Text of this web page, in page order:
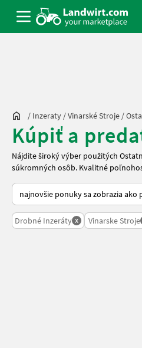
/ Inzeraty /Vinarské Stroje /
Kúpiť a
Nájdite široký výber použitých
súkromných osôb. Kvalitné
Takto sa vykonáva triedenie na
Drobné Inzeráty x Vinarske Stroje